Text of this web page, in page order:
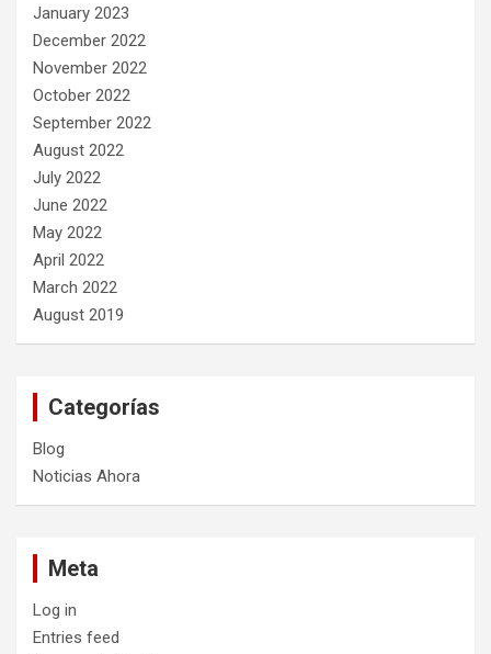
January 2023
December 2022
November 2022
October 2022
September 2022
August 2022
July 2022
June 2022
May 2022
April 2022
March 2022
August 2019
Categorías
Blog
Noticias Ahora
Meta
Log in
Entries feed